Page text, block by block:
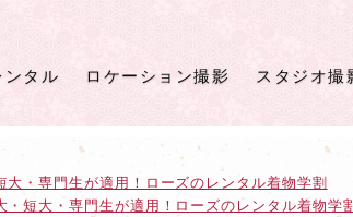
タル ロケーション撮影 スタジオ撮
大・専門生が適用！ローズのレンタル着物学割
・短大・専門生が適用！ローズのレンタル着物学